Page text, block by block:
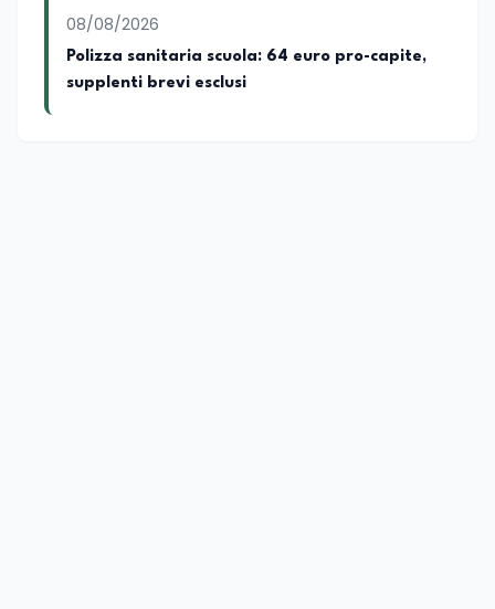
08/08/2026
Polizza sanitaria scuola: 64 euro pro-capite,
supplenti brevi esclusi